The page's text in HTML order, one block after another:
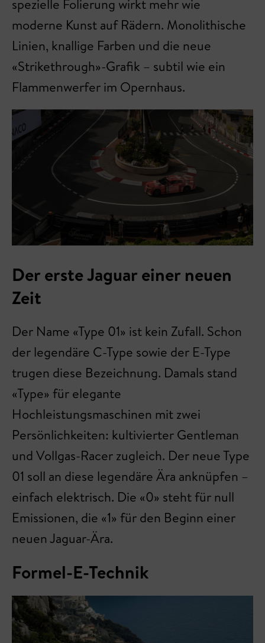
spezielle Folierung wirkt mehr wie
moderne Kunst auf Rädern. Monolithische
Linien, knallige Farben und die neue
«Strikethrough»-Grafik – subtil wie ein
Flammenwerfer im Opernhaus.
Der erste Jaguar einer neuen
Zeit
Der Name «Type 01» ist kein Zufall. Schon
der legendäre C-Type sowie der E-Type
trugen diese Bezeichnung. Damals stand
«Type» für elegante
Hochleistungsmaschinen mit zwei
Persönlichkeiten: kultivierter Gentleman
und Vollgas-Racer zugleich. Der neue Type
01 soll an diese legendäre Ära anknüpfen –
einfach elektrisch. Die «0» steht für null
Emissionen, die «1» für den Beginn einer
neuen Jaguar-Ära.
Formel-E-Technik